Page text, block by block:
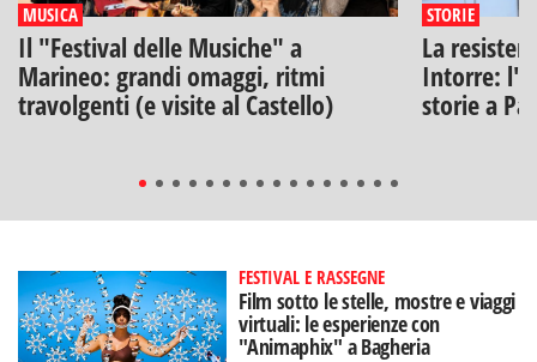
MUSICA
Il "Festival delle Musiche" a
Marineo: grandi omaggi, ritmi
travolgenti (e visite al Castello)
STORIE
La
Intorre:
storie a
FESTIVAL E RASSEGNE
Film sotto le stelle, mostre e viaggi
virtuali: le esperienze con
"Animaphix" a Bagheria